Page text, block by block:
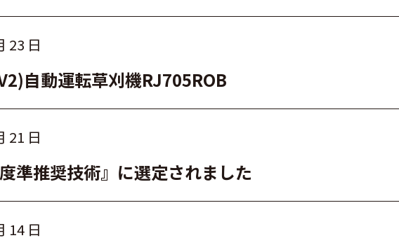
23 日
自動運転草刈機RJ705ROB
21 日
準推奨技術』に選定されました
14 日